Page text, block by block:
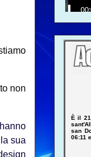
non
sua